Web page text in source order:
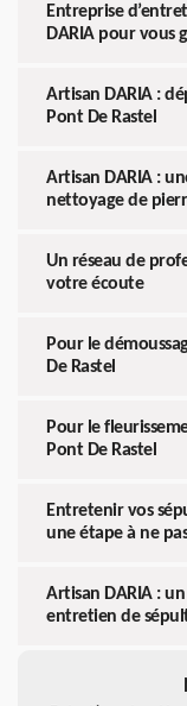
Entreprise
DARIA pour vous
Artisan DARIA :
Pont De Rastel
Artisan DARIA :
nettoyage de
Un réseau de
votre écoute
Pour le
De Rastel
Pour le
Pont De Rastel
Entretenir vos
une étape à ne
Artisan DARIA :
entretien de